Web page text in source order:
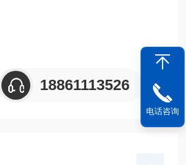
18861113526
电话咨询